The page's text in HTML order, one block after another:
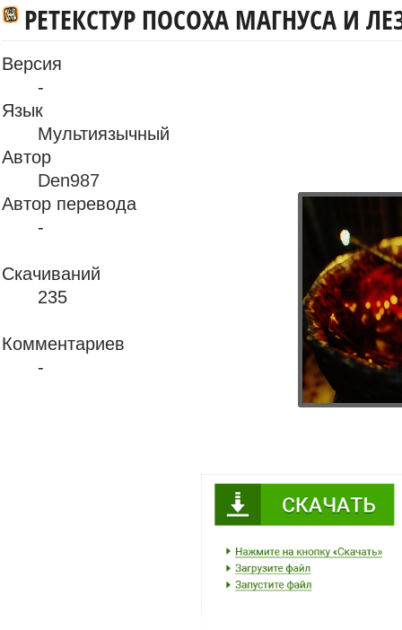
РЕТЕКСТУР ПОСОХА МАГНУСА И
Версия
-
Язык
Мультиязычный
Автор
Den987
Автор перевода
-
Скачиваний
235
Комментариев
-